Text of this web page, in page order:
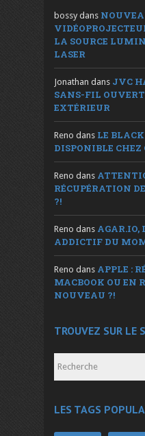
bossy dans
LA SOURCE
LASER
Jonathan dans JVC
SANS-FIL
EXTÉRIEUR
Reno dans LE
DISPONIBLE CHEZ
Reno dans
RÉCUPÉRATION
?!
Reno dans AGAR.IO,
ADDICTIF DU
Reno dans APPLE :
MACBOOK OU EN
NOUVEAU ?!
TROUVEZ SUR LE
LES TAGS